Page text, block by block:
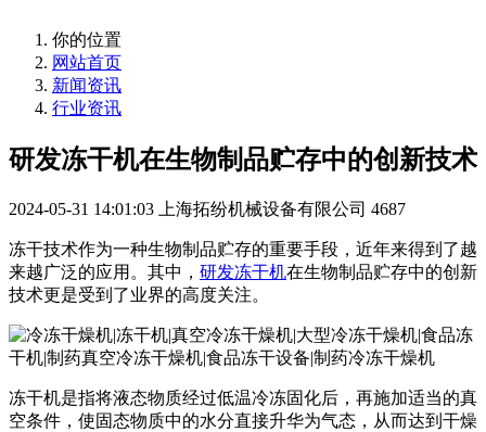
你的位置
网站首页
新闻资讯
行业资讯
研发冻干机在生物制品贮存中的创新技术
2024-05-31 14:01:03 上海拓纷机械设备有限公司 4687
冻干技术作为一种生物制品贮存的重要手段，近年来得到了越
来越广泛的应用。其中， 研发冻干机在生物制品贮存中的创新
技术更是受到了业界的高度关注。
冻干机是指将液态物质经过低温冷冻固化后，再施加适当的真
空条件，使固态物质中的水分直接升华为气态，从而达到干燥